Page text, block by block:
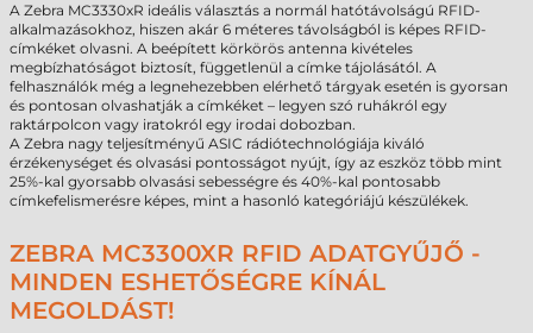
A Zebra MC3330xR ideális választás a normál hatótávolságú RFID-
alkalmazásokhoz, hiszen akár 6 méteres távolságból is képes RFID-
címkéket olvasni. A beépített körkörös antenna kivételes
megbízhatóságot biztosít, függetlenül a címke tájolásától. A
felhasználók még a legnehezebben elérhető tárgyak esetén is gyorsan
és pontosan olvashatják a címkéket – legyen szó ruhákról egy
raktárpolcon vagy iratokról egy irodai dobozban.
A Zebra nagy teljesítményű ASIC rádiótechnológiája kiváló
érzékenységet és olvasási pontosságot nyújt, így az eszköz több mint
25%-kal gyorsabb olvasási sebességre és 40%-kal pontosabb
címkefelismerésre képes, mint a hasonló kategóriájú készülékek.
ZEBRA MC3300XR RFID ADATGYŰJŐ -
MINDEN ESHETŐSÉGRE KÍNÁL
MEGOLDÁST!